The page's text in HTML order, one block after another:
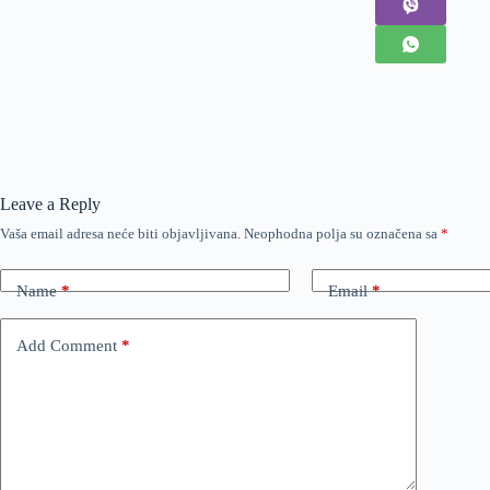
Leave a Reply
Vaša email adresa neće biti objavljivana. Neophodna polja su označena sa *
Name* Email*
Add Comment *